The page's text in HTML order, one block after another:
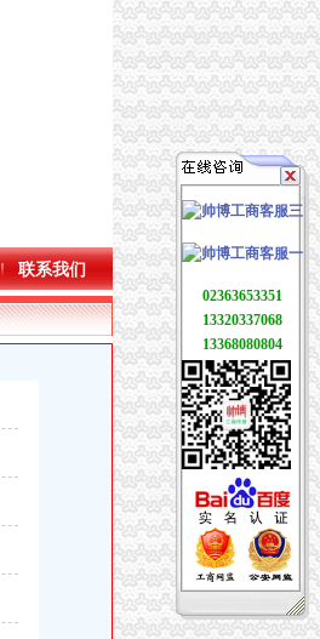
联系我们
02363653351
13320337068
13368080804